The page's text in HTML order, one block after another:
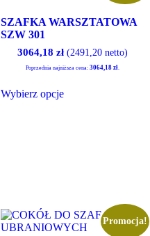
SZAFKA WARSZTATOWA
SZW 301
3064,18 zł(2491,20 netto)
Poprzednia najniższa cena: 3064,18 zł.
Wybierz opcjeprodukt
Promocja!